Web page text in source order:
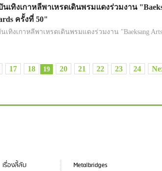
เทิงเกาหลีพาเหรดเดินพรมแดงร่วมงาน
ครั้งที่ 50"
เทิงเกาหลีพาเหรดเดินพรมแดงร่วมงาน "Baeksang
17 18 19 20 21 22 23 24
เรื่องลี้ลับ Metalbridges